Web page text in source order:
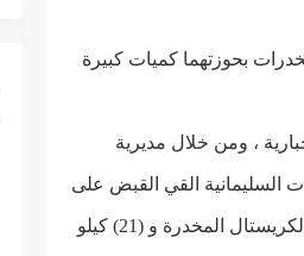
بحوزتهما كميات كبيرة
، ومن خلال مديرية
السليمانية القي القبض على
تاجرين بالمواد المخدرة شمال البلاد وضبط (41) كيلو غراما من مادة الكريستال المخدرة و (21) كيلو